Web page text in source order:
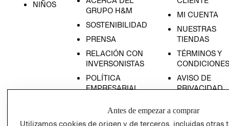
NIÑOS
GRUPO H&M
SOSTENIBILIDAD
PRENSA
RELACIÓN CON
INVERSONISTAS
POLÍTICA
EMPRESARIAL
MI CUENTA
NUESTRAS
TIENDAS
TÉRMINOS Y
CONDICIONES
AVISO DE
PRIVACIDAD
AVISO DE
Antes de empezar a comprar
Utilizamos cookies de origen y de terceros, incluidas otras